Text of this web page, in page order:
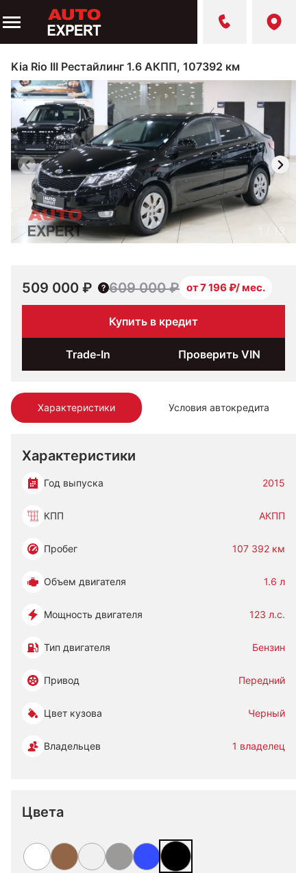
Kia Rio III Рестайлинг 1.6 АКПП, 107392 км
Характеристики Условия автокредита
Характеристики
Год выпуска 2015
КПП АКПП
Пробег 107 392 км
Объем двигателя 1.6 л
Мощность двигателя 123 л.с.
Тип двигателя Бензин
Привод Передний
Цвет кузова Черный
Владельцев 1 владелец
Цвета
13
509 000 ₽ 609 000 ₽ от 7 196 ₽/ мес.
Купить в кредит
Trade-In Проверить VIN